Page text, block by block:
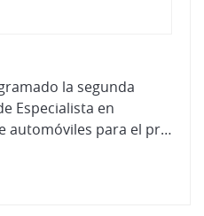
la segunda
Especialista en
Peritación de Seguros de automóviles para el próximo mes de junio.